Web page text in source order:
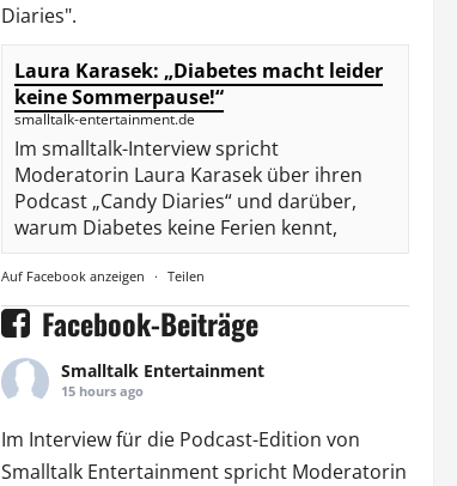
Diaries".
Laura Karasek: „Diabetes macht leider
keine Sommerpause!“
smalltalk-entertainment.de
Im smalltalk-Interview spricht
Moderatorin Laura Karasek über ihren
Podcast „Candy Diaries“ und darüber,
warum Diabetes keine Ferien kennt,
Auf Facebook anzeigen · Teilen
Facebook-Beiträge
Smalltalk Entertainment
15 hours ago
Im Interview für die Podcast-Edition von
Smalltalk Entertainmentspricht Moderatorin